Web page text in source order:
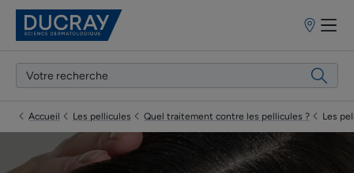
Points
vente
Accueil Les pellicules Quel traitement contre les pellicules ? Les